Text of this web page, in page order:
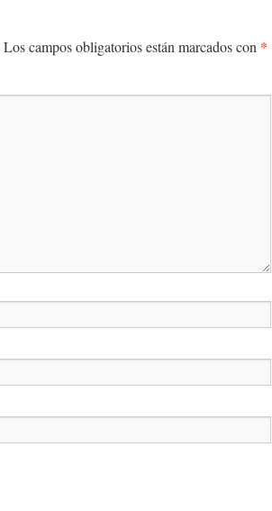
Los campos obligatorios están marcados con *